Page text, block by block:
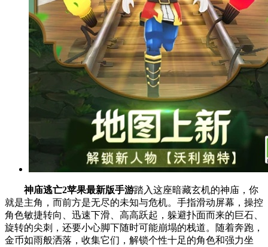
神庙逃亡2苹果最新版手游踏入这座暗藏玄机的神庙，你
就是主角，而前方是无尽的未知与危机。手指滑动屏幕，操控
角色敏捷转向、迅速下滑、高高跃起，躲避扑面而来的巨石、
旋转的尖刺，还要小心脚下随时可能崩塌的栈道。随着奔跑，
金币如雨般洒落，收集它们，解锁个性十足的角色和强力坐